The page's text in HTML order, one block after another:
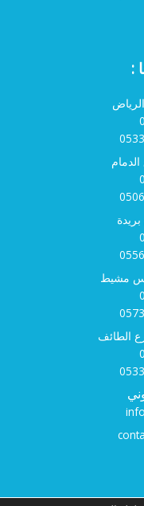
:
مشيط
الطائف